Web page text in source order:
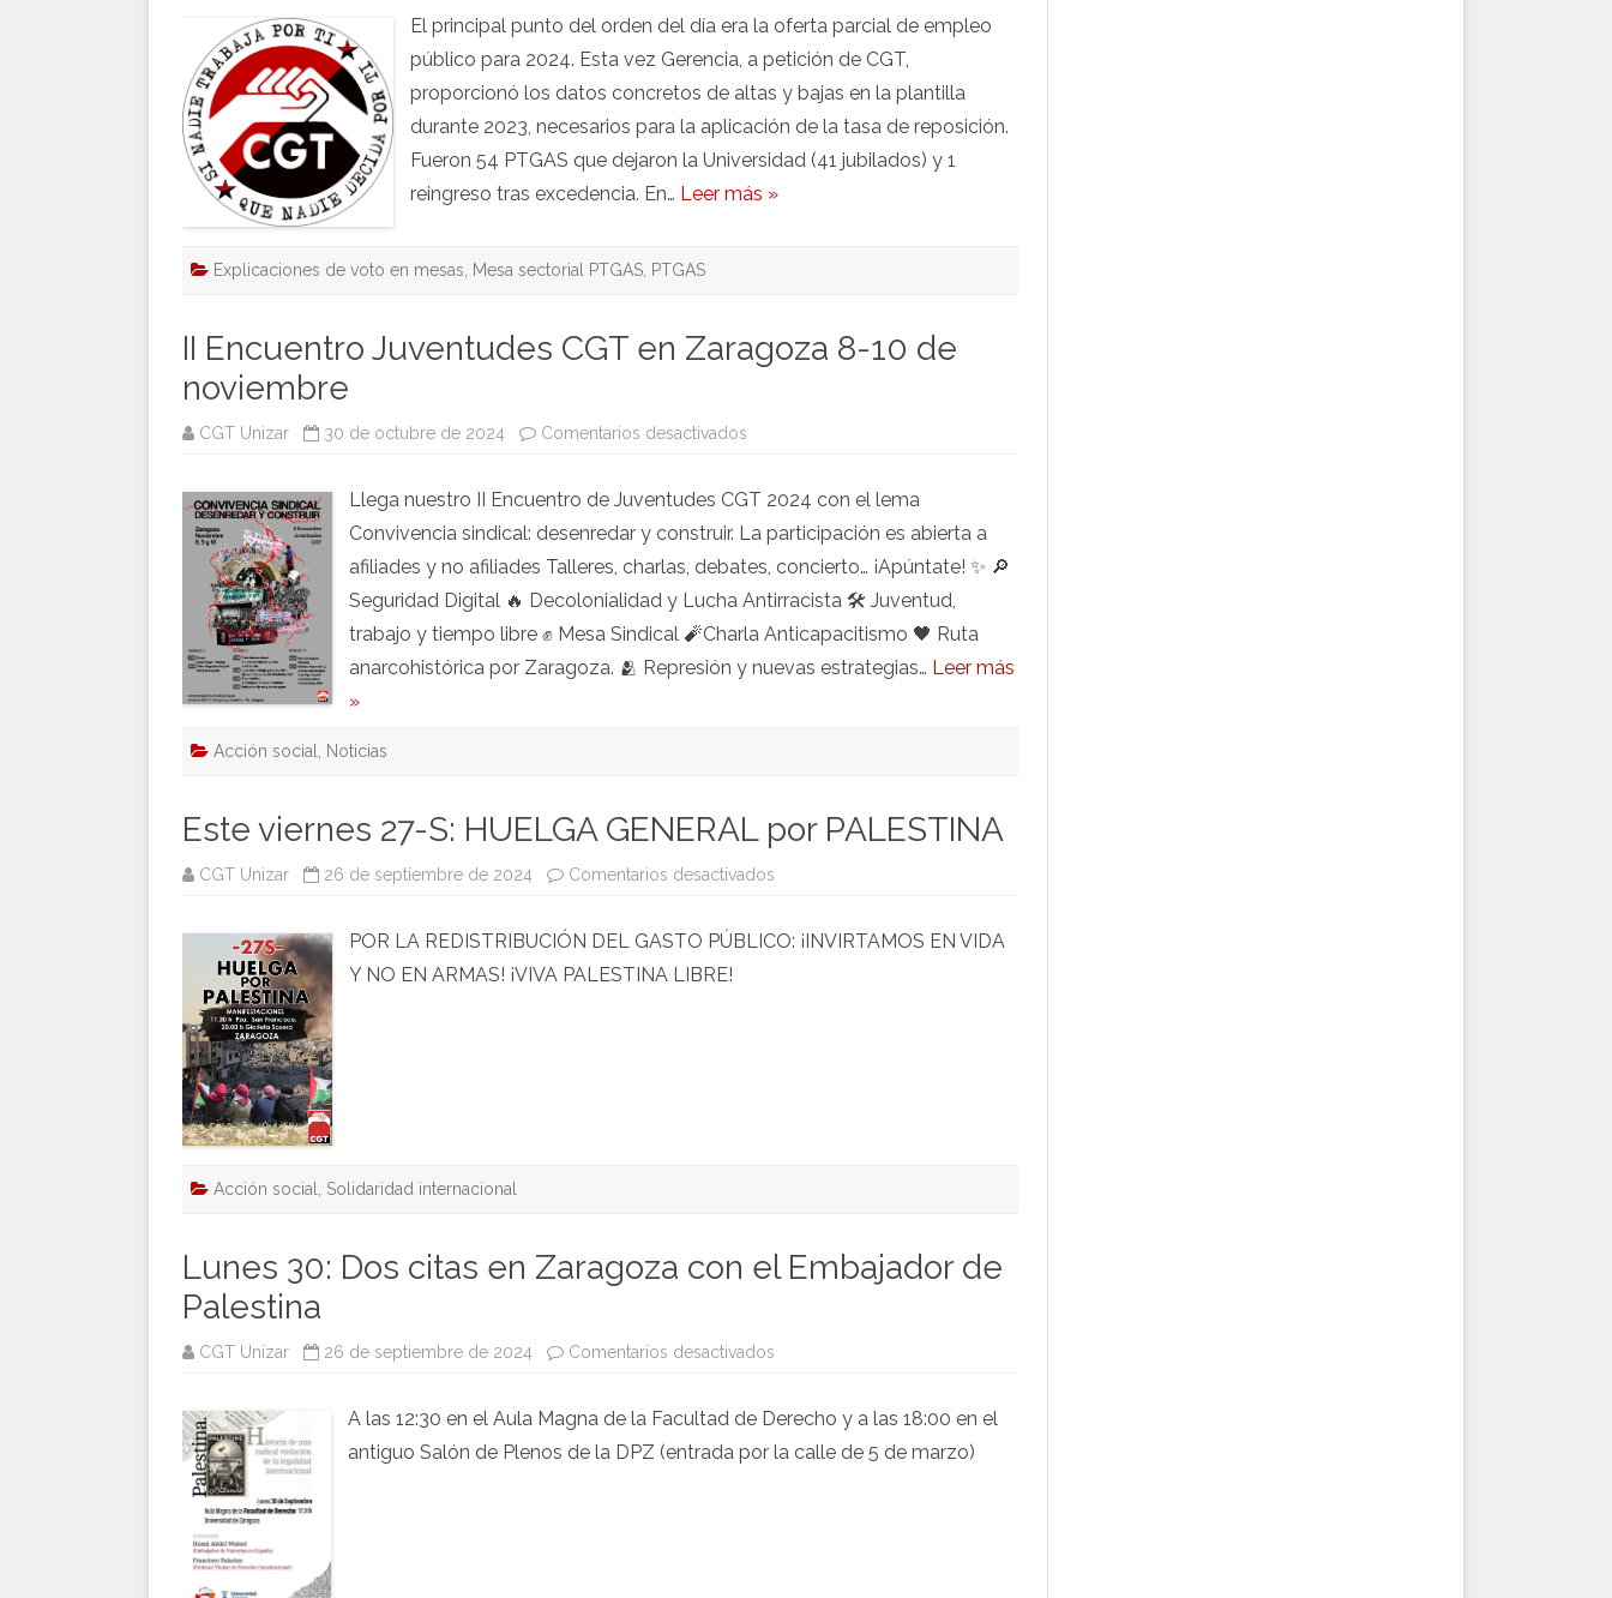
29
octubre
2024
El principal punto del orden del día era la oferta parcial de empleo
público para 2024. Esta vez Gerencia, a petición de CGT,
proporcionó los datos concretos de altas y bajas en la plantilla
durante 2023, necesarios para la aplicación de la tasa de reposición.
Fueron 54 PTGAS que dejaron la Universidad (41 jubilados) y 1
reingreso tras excedencia. En… Leer más »
Explicaciones de voto en mesas, Mesa sectorial PTGAS, PTGAS
II Encuentro Juventudes CGT en Zaragoza 8-10 de
noviembre
CGT Unizar 30 de octubre de 2024 Comentarios desactivados
CGT
Zaragoza
10
noviembre
Llega nuestro II Encuentro de Juventudes CGT 2024 con el lema
Convivencia sindical: desenredar y construir. La participación es abierta a
afiliades y no afiliades Talleres, charlas, debates, concierto… ¡Apúntate! ✨ 🔎
Seguridad Digital 🔥 Decolonialidad y Lucha Antirracista 🛠 Juventud,
trabajo y tiempo libre ✊ Mesa Sindical 🧨Charla Anticapacitismo 🖤 Ruta
anarcohistórica por Zaragoza. 🫂 Represión y nuevas estrategias… Leer más
»
Acción social, Noticias
Este viernes 27-S: HUELGA GENERAL por PALESTINA
CGT Unizar 26 de septiembre de 2024 Comentarios desactivados
S:
POR LA REDISTRIBUCIÓN DEL GASTO PÚBLICO: ¡INVIRTAMOS EN VIDA
Y NO EN ARMAS! ¡VIVA PALESTINA LIBRE!
Acción social Solidaridad internacional
Lunes 30: Dos citas en Zaragoza con el Embajador de
Palestina
CGT Unizar 26 de septiembre de 2024 Comentarios desactivados
citas
Zaragoza
A las 12:30 en el Aula Magna de la Facultad de Derecho y a las 18:00 en el
antiguo Salón de Plenos de la DPZ (entrada por la calle de 5 de marzo)